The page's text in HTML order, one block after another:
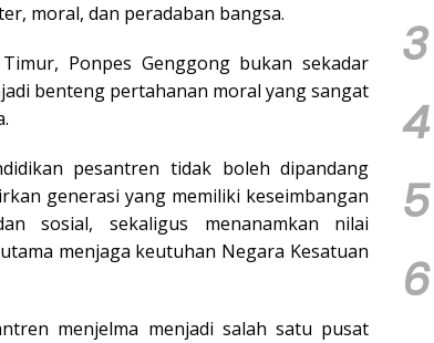
moral, dan peradaban bangsa.
Ponpes Genggong bukan sekadar
benteng pertahanan moral yang sangat
pesantren tidak boleh dipandang
generasi yang memiliki keseimbangan
sosial, sekaligus menanamkan nilai
menjaga keutuhan Negara Kesatuan
menjelma menjadi salah satu pusat
3
4
5
6